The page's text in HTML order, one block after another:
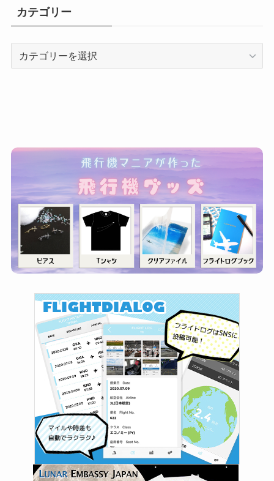
カテゴリー